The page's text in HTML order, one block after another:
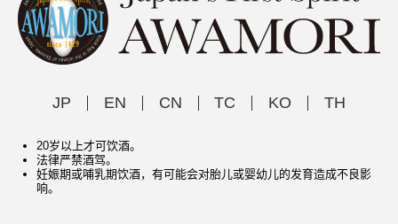
JP EN CN TC KO TH
20岁以上才可饮酒。
法律严禁酒驾。
妊娠期或哺乳期饮酒，有可能会对胎儿或婴幼儿的发育造成不良影
响。